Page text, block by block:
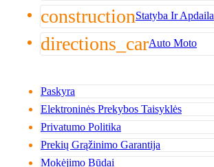
constructionStatyba Ir Apdaila
directions_carAuto Moto
Paskyra
Elektroninės Prekybos Taisyklės
Privatumo Politika
Prekių Grąžinimo Garantija
Mokėjimo Būdai